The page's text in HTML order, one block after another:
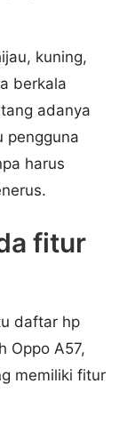
kuning,
berkala
adanya
pengguna
harus
fitur
daftar hp
Oppo A57,
memiliki fitur